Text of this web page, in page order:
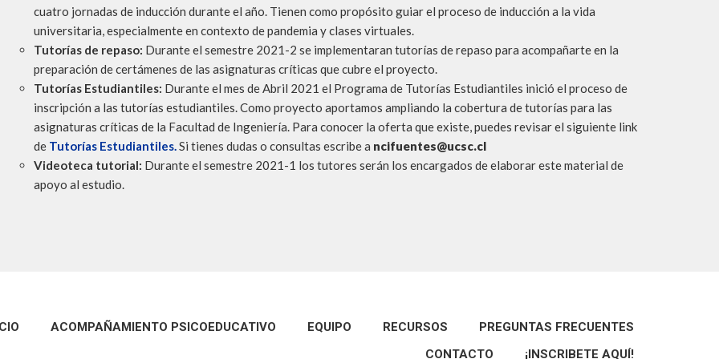
cuatro jornadas de inducción durante el año. Tienen como propósito guiar el proceso de inducción a la vida
universitaria, especialmente en contexto de pandemia y clases virtuales.
Tutorías de repaso: Durante el semestre 2021-2 se implementaran tutorías de repaso para acompañarte en la
preparación de certámenes de las asignaturas críticas que cubre el proyecto.
Tutorías Estudiantiles: Durante el mes de Abril 2021 el Programa de Tutorías Estudiantiles inició el proceso de
inscripción a las tutorías estudiantiles. Como proyecto aportamos ampliando la cobertura de tutorías para las
asignaturas críticas de la Facultad de Ingeniería. Para conocer la oferta que existe, puedes revisar el siguiente link
de Tutorías Estudiantiles. Si tienes dudas o consultas escribe a ncifuentes@ucsc.cl
Videoteca tutorial: Durante el semestre 2021-1 los tutores serán los encargados de elaborar este material de
apoyo al estudio.
ACOMPAÑAMIENTO PSICOEDUCATIVO EQUIPO RECURSOS
PREGUNTAS FRECUENTES
CONTACTO
¡INSCRIBETE AQUÍ!